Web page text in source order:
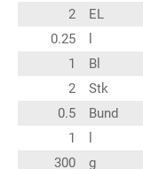
2
EL
0.25
1
Bl
2
Stk
0.5
Bund
1
300
g